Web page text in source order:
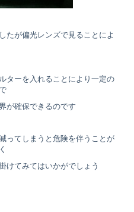
たが偏光レンズで見ることによ
ターを入れることにより一定の
が確保できるのです
ってしまうと危険を伴うことが
てみてはいかがでしょう